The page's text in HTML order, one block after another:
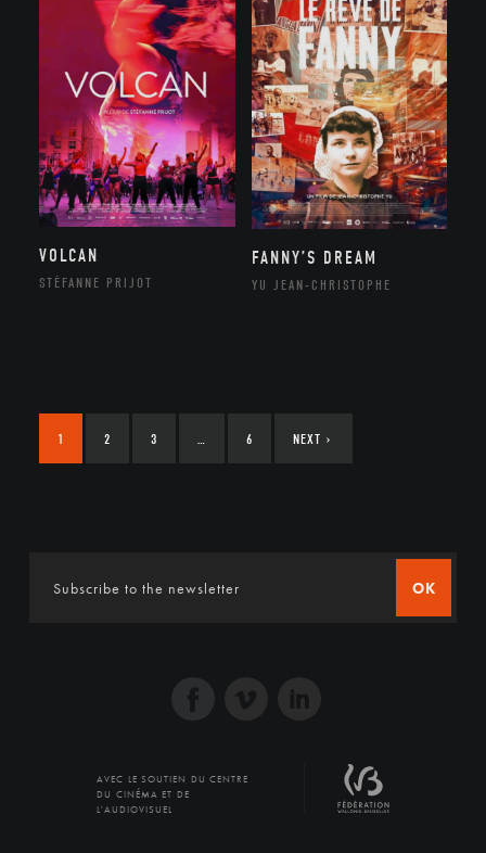
VOLCAN
STÉFANNE PRIJOT
FANNY’S DREAM
YU JEAN-CHRISTOPHE
1 2 3 … 6 NEXT ›
OK
AVEC LE SOUTIEN DU CENTRE
DU CINÉMA ET DE
L'AUDIOVISUEL